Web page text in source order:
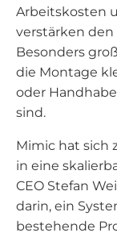
Arbeitskosten
verstärken
Besonders
die Montage
oder
sind.
Mimic hat sich
in eine
CEO Stefan
darin, ein
bestehende